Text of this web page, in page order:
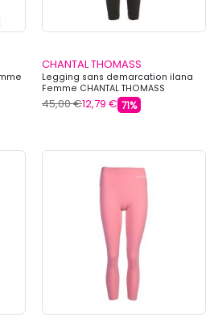
CHANTAL THOMASS
Legging sans demarcation ilana
Femme CHANTAL THOMASS
45,00 €12,79 € 71%